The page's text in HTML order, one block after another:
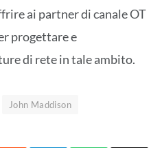
ai partner di canale OT
progettare e
di rete in tale ambito.
John Maddison